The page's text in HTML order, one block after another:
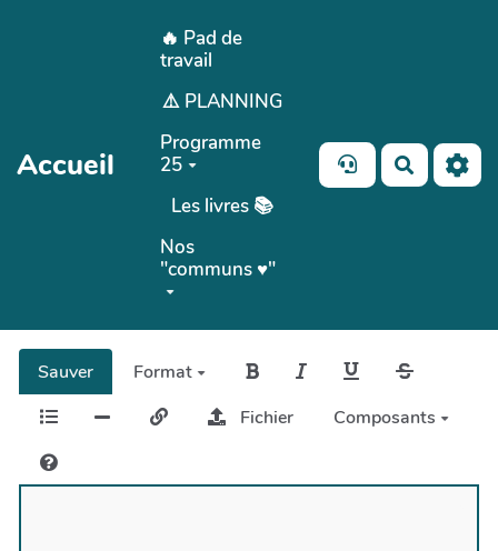
Aller au contenu principal
Accueil
🔥 Pad de
travail
⚠️ PLANNING
Programme
25
Les livres 📚
Nos
"communs ♥️"
Sauver
Format
Fichier
Composants